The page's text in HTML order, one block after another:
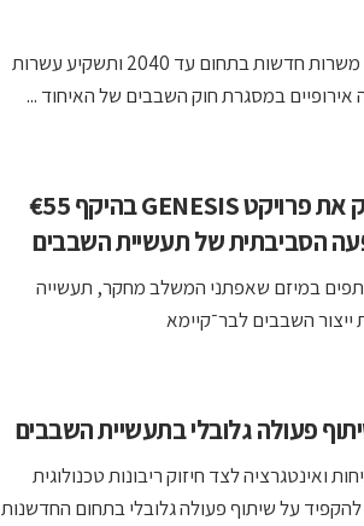
המדינה שואפת ל־34,500 משרות חדשות בתחום עד 2040 ותשקיע עשרות
אירופיים במסגרת חוק השבבים של האיחוד ...
האיחוד האירופי השיק את פרויקט GENESIS בהיקף €55
הסביבתית של תעשיית השבבים
במיזם שאפתני המשלב מחקר, תעשייה
השבבים לבר־קיימא
פעולה גלובלי בתעשיית השבבים
ואינטגרציה לצד חיזוק ריבונות טכנולוגית
על שיתוף פעולה גלובלי בתחום החדשנות